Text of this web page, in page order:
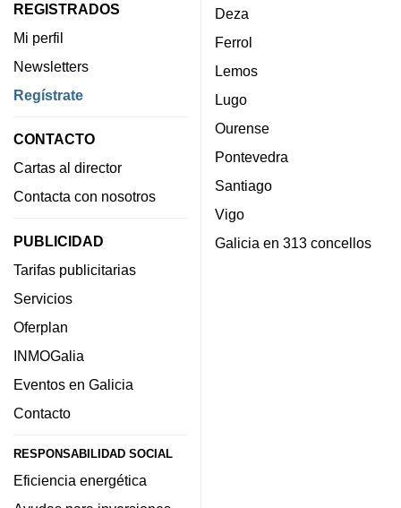
REGISTRADOS
Mi perfil
Newsletters
Regístrate
CONTACTO
Cartas al director
Contacta con nosotros
PUBLICIDAD
Tarifas publicitarias
Servicios
Oferplan
INMOGalia
Eventos en Galicia
Contacto
RESPONSABILIDAD SOCIAL
Eficiencia energética
Deza
Ferrol
Lemos
Lugo
Ourense
Pontevedra
Santiago
Vigo
Galicia en 313 concellos